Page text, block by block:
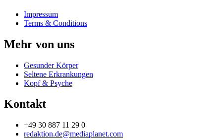
Impressum
Terms & Conditions
Mehr von uns
Gesunder Körper
Seltene Erkrankungen
Kopf & Psyche
Kontakt
+49 30 887 11 29 0
redaktion.de@mediaplanet.com